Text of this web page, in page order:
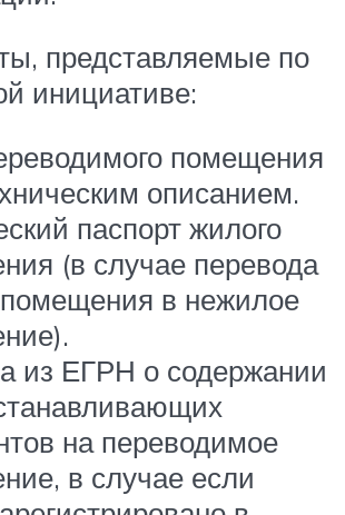
представляемые по
инициативе:
помещения
описанием.
паспорт жилого
(в случае перевода
в нежилое
из ЕГРН о содержании
на переводимое
в случае если